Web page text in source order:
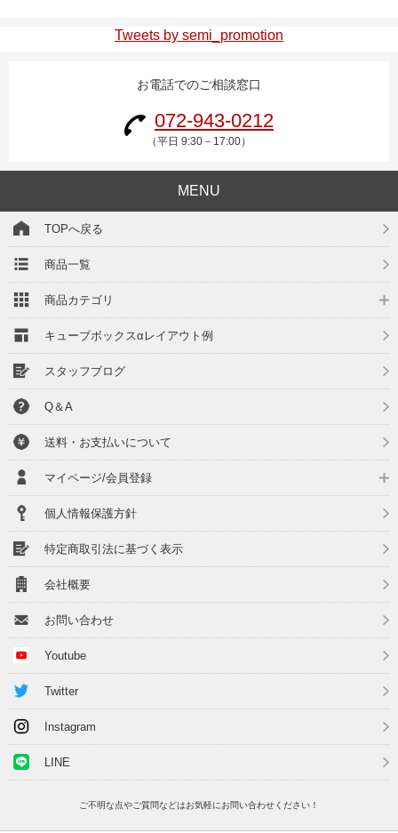
Tweets by semi_promotion
お電話でのご相談窓口
072-943-0212
（平日 9:30－17:00）
MENU
TOPへ戻る
商品一覧
商品カテゴリ
キューブボックスαレイアウト例
スタッフブログ
Q＆A
送料・お支払いについて
マイページ/会員登録
個人情報保護方針
特定商取引法に基づく表示
会社概要
お問い合わせ
Youtube
Twitter
Instagram
LINE
ご不明な点やご質問などはお気軽にお問い合わせください！